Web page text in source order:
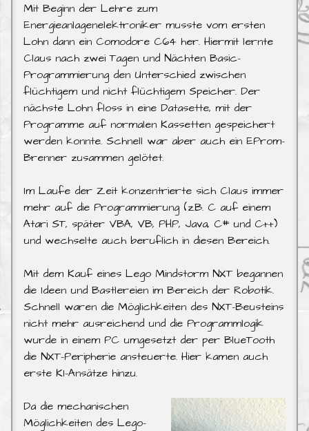
Mit Beginn der Lehre zum
Energieanlagenelektroniker musste vom ersten
Lohn dann ein Comodore C64 her. Hiermit lernte
Claus nach zwei Tagen und Nächten Basic-
Programmierung den Unterschied zwischen
flüchtigem und nicht flüchtigem Speicher. Der
nächste Lohn floss in eine Datasette, mit der
Programme auf normalen Kassetten gespeichert
werden konnte. Schnell war aber auch ein EProm-
Brenner zusammen gelötet.
Im Laufe der Zeit konzentrierte sich Claus immer
mehr auf die Programmierung (z.B. C auf einem
Atari ST, später VBA, VB, PHP, Java, C# und C++)
und wechselte auch beruflich in diesen Bereich.
Mit dem Kauf eines Lego Mindstorm NXT begannen
die Ideen und Bastlereien im Bereich der Robotik.
Schnell waren die Möglichkeiten des NXT-Beusteins
nicht mehr ausreichend und die Programmlogik
wurde in einem PC umgesetzt der per BlueTooth
die NXT-Peripherie ansteuerte. Hier kamen auch
erste KI-Ansätze hinzu.
Da die mechanischen
Möglichkeiten des Lego-